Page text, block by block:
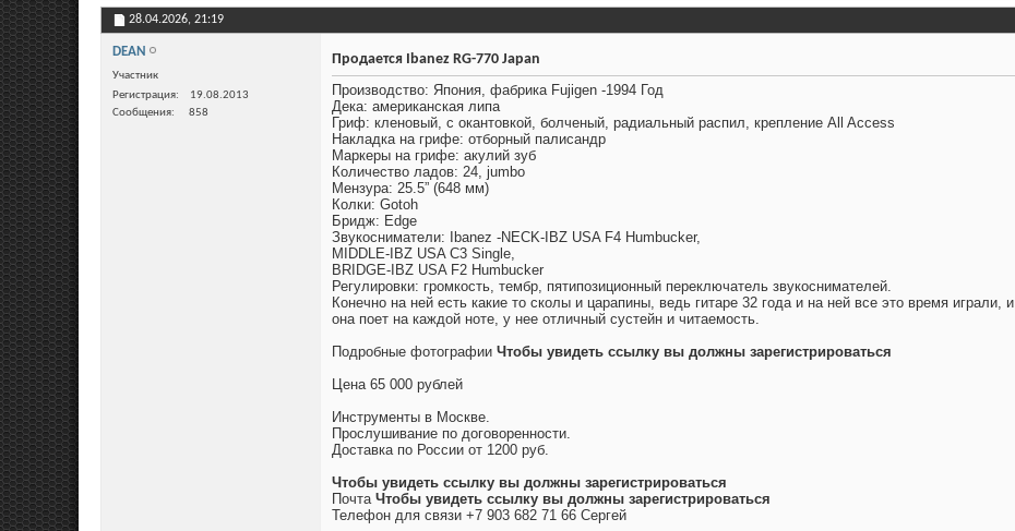
28.04.2026, 21:19
DEAN
Участник
Регистрация
19.08.2013
Сообщения
858
Продается Ibanez RG-770 Japan
Производство: Япония, фабрика Fujigen -1994 Год
Дека: американская липа
Гриф: кленовый, с окантовкой, болченый, радиальный распил, крепление All Access
Накладка на грифе: отборный палисандр
Маркеры на грифе: акулий зуб
Количество ладов: 24, jumbo
Мензура: 25.5” (648 мм)
Колки: Gotoh
Бридж: Edge
Звукосниматели: Ibanez -NECK-IBZ USA F4 Humbucker,
MIDDLE-IBZ USA C3 Single,
BRIDGE-IBZ USA F2 Humbucker
Регулировки: громкость, тембр, пятипозиционный переключатель звукоснимателей.
Конечно на ней есть какие то сколы и царапины, ведь гитаре 32 года и на ней все это время играли, и
она поет на каждой ноте, у нее отличный сустейн и читаемость.
Подробные фотографии Чтобы увидеть ссылку вы должны зарегистрироваться
Цена 65 000 рублей
Инструменты в Москве.
Прослушивание по договоренности.
Доставка по России от 1200 руб.
Чтобы увидеть ссылку вы должны зарегистрироваться
Почта Чтобы увидеть ссылку вы должны зарегистрироваться
Телефон для связи +7 903 682 71 66 Сергей